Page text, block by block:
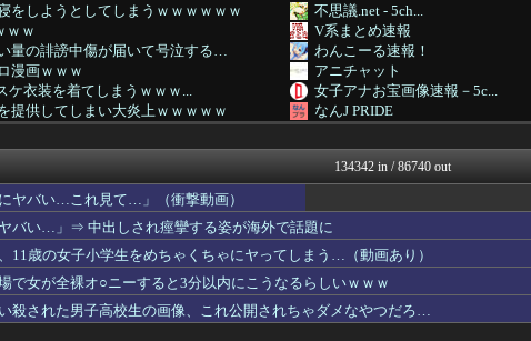
をしようとしてしまうｗｗｗｗｗｗ
不思議.net - 5ch...
ｗｗ
V系まとめ速報
量の誹謗中傷が届いて号泣する…
わんこーる速報！
漫画ｗｗｗ
アニチャット
ケ衣装を着てしまうｗｗｗ...
女子アナお宝画像速報－5c...
提供してしまい大炎上ｗｗｗｗｗ
なんJ PRIDE
況」←これｗｗｗｗｗ
【サッカー まとめ】サカラ...
！【いともものminiナル...
AKB48タイムズ（AKB...
再共闘の可能性も
ペースで推移 「当たれば一攫...
資格ちゃんねる
阪神タイガースちゃんねる
PCパーツまとめ
しまくる
凹凸ちゃんねる 発達障害・...
審判も含まれると報道 「Jリー...
痛いニュース(ﾉ∀`)
スター Part7」12月発売...
fig速
134342 in / 86740 out
ヤバい…これ見て…」（衝撃動画）
バい…」⇒ 中出しされ痙攣する姿が海外で話題に
11歳の女子小学生をめちゃくちゃにヤってしまう…（動画あり）
で女が全裸オ○ニーすると3分以内にこうなるらしいｗｗｗ
殺された男子高校生の画像、これ公開されちゃダメなやつだろ…